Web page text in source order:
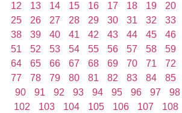
12
13 14 15 16 17 18 19 20
25
26 27 28 29 30 31 32 33
38
39 40 41 42 43 44 45 46
51
52 53 54 55 56 57 58 59
64
65 66 67 68 69 70 71 72
77
78 79 80 81 82 83 84 85
90
91 92 93 94 95 96 97 98
102
103 104 105 106 107 108